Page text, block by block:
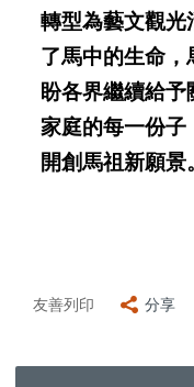
轉型為藝文觀光
了馬中的生命
盼各界繼續給
家庭的每一份子
開創馬祖新願景
友善列印 分享